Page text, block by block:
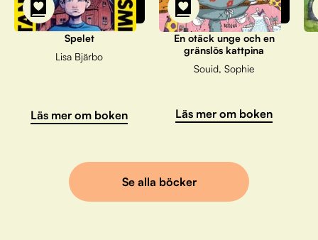
Spelet
Lisa Bjärbo
Läs mer om boken
En otäck unge och en
gränslös kattpina
Souid, Sophie
Läs mer om boken
Se alla böcker